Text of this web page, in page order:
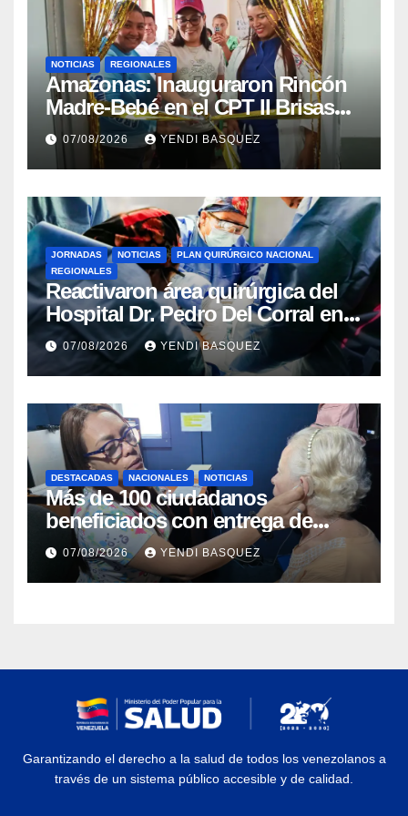
NOTICIAS REGIONALES
​Amazonas: Inauguraron Rincón
Madre-Bebé en el CPT II Brisas
del Aeropuerto ​Inauguraron
Rincón
07/08/2026 YENDI BASQUEZ
JORNADAS NOTICIAS
PLAN QUIRÚRGICO NACIONAL
REGIONALES
Reactivaron área quirúrgica del
Hospital Dr. Pedro Del Corral en
Guárico
07/08/2026 YENDI BASQUEZ
DESTACADAS NACIONALES NOTICIAS
Más de 100 ciudadanos
beneficiados con entrega de
prótesis auditivas en el Centro de
Rehabilitación J.J. Arvelo
07/08/2026 YENDI BASQUEZ
Garantizando el derecho a la salud de todos los venezolanos a
través de un sistema público accesible y de calidad.